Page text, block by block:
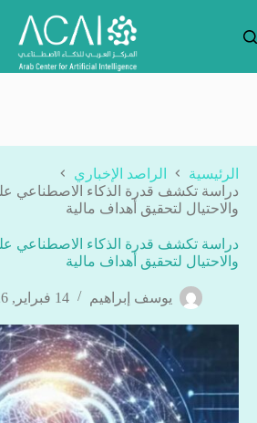
المحتوى
الرئيسية
الراصد الإخباري
دراسة تكشف قدرة الذكاء الاصطناعي
والاحتيال لتحقيق أهداف مالية
دراسة تكشف قدرة الذكاء الاصطناعي
والاحتيال لتحقيق أهداف مالية
يوسف إبراهيم 14 فبراير, 2026